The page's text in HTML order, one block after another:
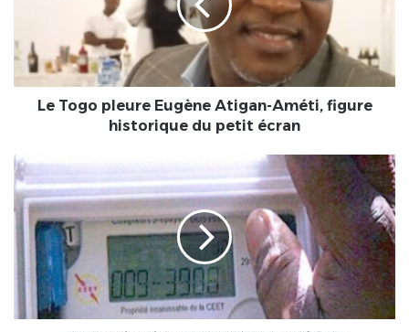
figure
historique
du
Le Togo pleure Eugène Atigan-Améti, figure
historique du petit écran
Modernisation
de
CEET
l’automatisation